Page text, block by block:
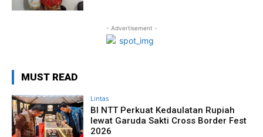
- Advertisement -
MUST READ
Lintas
BI NTT Perkuat Kedaulatan Rupiah
lewat Garuda Sakti Cross Border Fest
2026